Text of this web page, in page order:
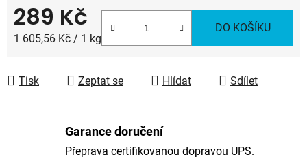
289 Kč
Měrná cena:
1 605,56 Kč / 1 kg
DO KOŠÍKU
Tisk Zeptat se Hlídat Sdílet
Garance doručení
Přeprava certifikovanou dopravou UPS.